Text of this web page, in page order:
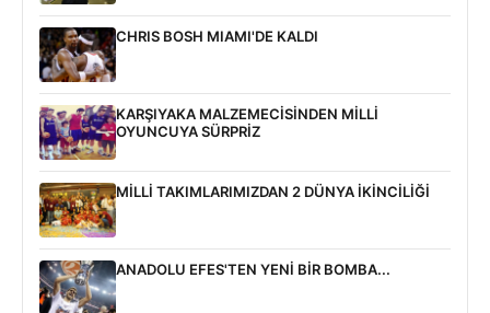
CHRIS BOSH MIAMI'DE KALDI
KARŞIYAKA MALZEMECİSİNDEN MİLLİ
OYUNCUYA SÜRPRİZ
MİLLİ TAKIMLARIMIZDAN 2 DÜNYA İKİNCİLİĞİ
ANADOLU EFES'TEN YENİ BİR BOMBA...